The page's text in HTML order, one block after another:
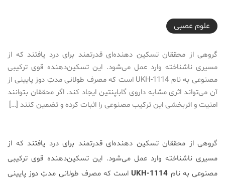
2017-08-20T22:49:36+04:30
علوم عصبی
گروهی از محققان تسکین دهنده‌ای قدرتمند برای درد یافتند که از
مسیری ناشناخته وارد عمل می‌شود. این تسکین‌دهنده قوی ترکیبی
مصنوعی به نام UKH-1114 است که مصرف طولانی مدتِ دوز پایینی از
آن می‌تواند اثری مشابه داروی گاباپنتین ایجاد کند. اگر محققان بتوانند
امنیت و اثربخشی این ترکیب مصنوعی را اثبات کرده و تضمین کنند […]
گروهی از محققان تسکین دهنده‌ای قدرتمند برای درد یافتند که از
مسیری ناشناخته وارد عمل می‌شود. این تسکین‌دهنده قوی ترکیبی
مصنوعی به نام UKH-1114است که مصرف طولانی مدتِ دوز پایینی